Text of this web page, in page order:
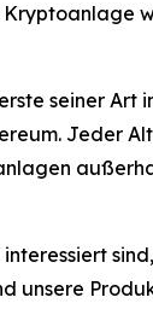
seiner
Jeder
unsere